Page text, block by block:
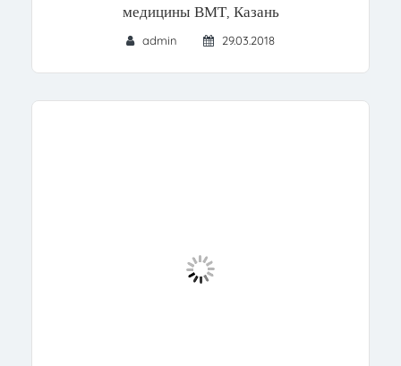
медицины ВМТ, Казань
admin 29.03.2018